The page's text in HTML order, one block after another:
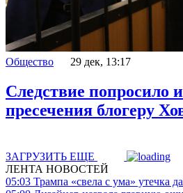
Общество 29 дек, 13:17
Следствие попросило
пресечения блогеру
ЗАГРУЗИТЬ ЕЩЕ
ЛЕНТА НОВОСТЕЙ
05:03 Трампа «свела с ума» утечка